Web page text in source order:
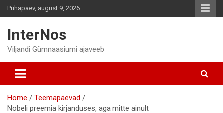
Skip
to
Pühapäev, august 9, 2026
InterNos
Viljandi Gümnaasiumi ajaveeb
Home
Teemapäevad
Nobeli preemia kirjanduses, aga mitte ainult